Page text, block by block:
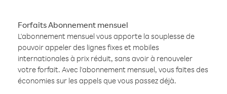
Forfaits Abonnement mensuel
L'abonnement mensuel vous apporte la souplesse de
pouvoir appeler des lignes fixes et mobiles
internationales à prix réduit, sans avoir à renouveler
votre forfait. Avec l'abonnement mensuel, vous faites des
économies sur les appels que vous passez déjà.